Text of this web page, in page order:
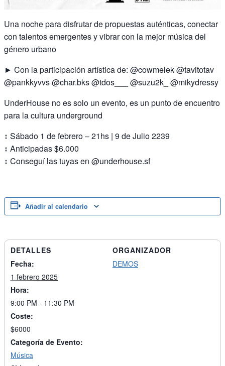
Una noche para disfrutar de propuestas auténticas, conectar
con talentos emergentes y vibrar con la mejor música del
género urbano
► Con la participación artística de: @cowmelek @tavitotav
@pankkyvvs @char.bks @tdos___ @suzu2k_ @mikydressy
UnderHouse no es solo un evento, es un punto de encuentro
para la cultura underground
↕ Sábado 1 de febrero – 21hs | 9 de Julio 2239
↕ Anticipadas $6.000
↕ Conseguí las tuyas en @underhouse.sf
Añadir al calendario
DETALLES
Fecha:
1 febrero 2025
Hora:
9:00 PM - 11:30 PM
Coste:
$6000
Categoría de Evento:
Música
ORGANIZADOR
DEMOS